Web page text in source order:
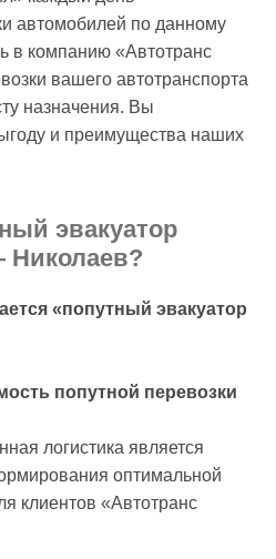
автомобилей по данному
в компанию «Автотранс
вашего автотранспорта
назначения. Вы
и преимущества наших
эвакуатор
«попутный эвакуатор
попутной перевозки
логистика является
оптимальной
клиентов «Автотранс